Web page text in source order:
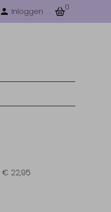
Inloggen 0
€ 22,95